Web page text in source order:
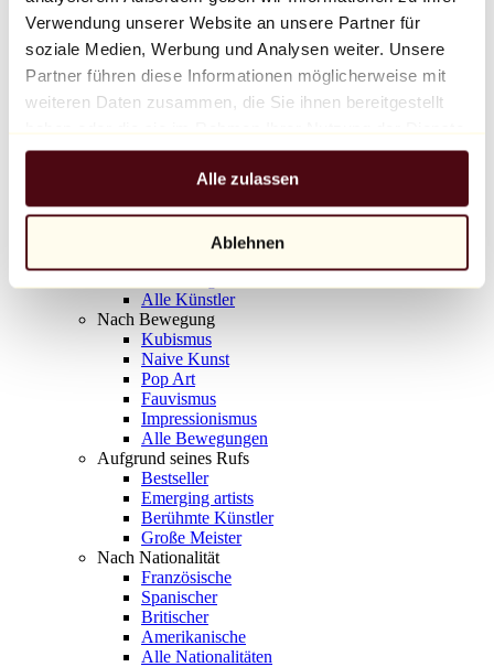
Verwendung unserer Website an unsere Partner für
soziale Medien, Werbung und Analysen weiter. Unsere
Partner führen diese Informationen möglicherweise mit
weiteren Daten zusammen, die Sie ihnen bereitgestellt
gesammelt haben.
Alle zulassen
Ablehnen
Balloon Dog (Orange)
Jeff Koons
10.000 €
Entdecken
Alle Bildhauer
Alle Fotografen
Alle Künstler
Nach Bewegung
Kubismus
Naive Kunst
Pop Art
Fauvismus
Impressionismus
Alle Bewegungen
Aufgrund seines Rufs
Bestseller
Emerging artists
Berühmte Künstler
Große Meister
Nach Nationalität
Französische
Spanischer
Britischer
Amerikanische
Alle Nationalitäten